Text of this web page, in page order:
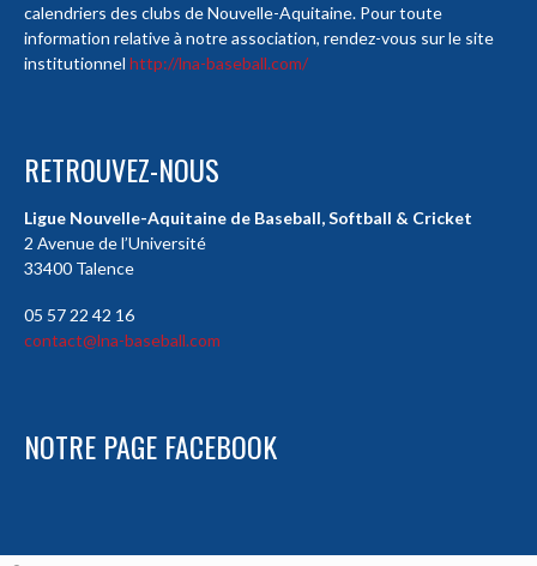
calendriers des clubs de Nouvelle-Aquitaine. Pour toute
information relative à notre association, rendez-vous sur le site
institutionnel http://lna-baseball.com/
RETROUVEZ-NOUS
Ligue Nouvelle-Aquitaine de Baseball, Softball & Cricket
2 Avenue de l’Université
33400 Talence
05 57 22 42 16
contact@lna-baseball.com
NOTRE PAGE FACEBOOK